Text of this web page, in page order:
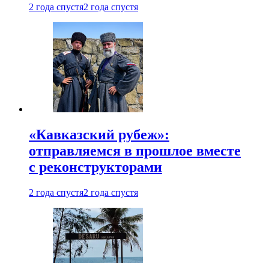
2 года спустя2 года спустя
«Кавказский рубеж»:
отправляемся в прошлое вместе
с реконструкторами
2 года спустя2 года спустя